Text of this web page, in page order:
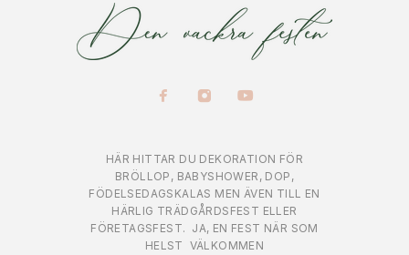
HÄR HITTAR DU DEKORATION FÖR
BRÖLLOP, BABYSHOWER, DOP,
FÖDELSEDAGSKALAS MEN ÄVEN TILL EN
HÄRLIG TRÄDGÅRDSFEST ELLER
FÖRETAGSFEST. JA, EN FEST NÄR SOM
HELST VÄLKOMMEN